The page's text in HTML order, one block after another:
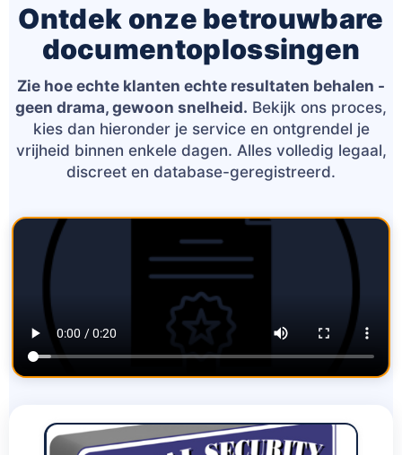
Ontdek onze betrouwbare
documentoplossingen
Zie hoe echte klanten echte resultaten behalen -
geen drama, gewoon snelheid. Bekijk ons proces,
kies dan hieronder je service en ontgrendel je
vrijheid binnen enkele dagen. Alles volledig legaal,
discreet en database-geregistreerd.